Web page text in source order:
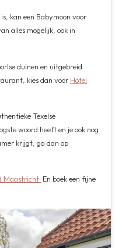
kan een Babymoon voor
alles mogelijk, ook in
duinen en uitgebreid
kies dan voor Hotel
Texelse
woord heeft en je ook nog
krijgt, ga dan op
Maastricht. En boek een fijne